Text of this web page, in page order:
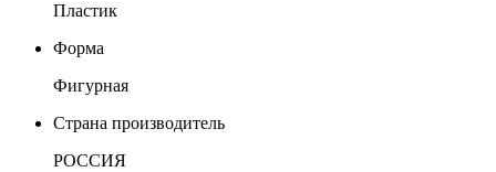
Пластик
Форма
Фигурная
Страна производитель
РОССИЯ